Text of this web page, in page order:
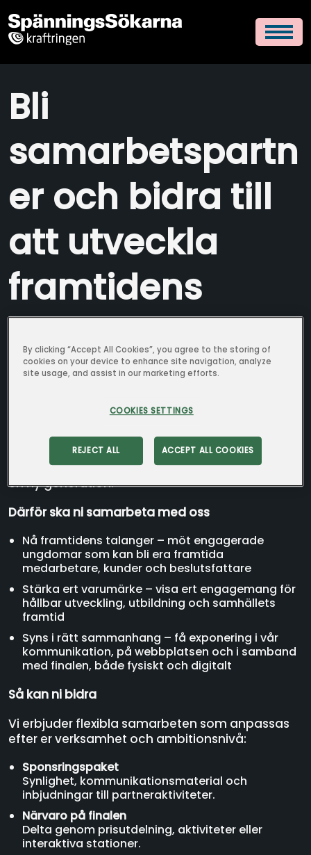
Bli
samarbetspartn
er och bidra till
att utveckla
framtidens
energihjältar
för elever i årskurs 9 som varje år engagerar
innovation. Som samarbetspartner är ni med
och utvecklar framtidens energilösningar –
samtidigt som ni stärker ert varumärke och når
en ny generation.
Därför ska ni samarbeta med oss
Nå framtidens talanger – möt engagerade
ungdomar som kan bli era framtida
medarbetare, kunder och beslutsfattare
Stärka ert varumärke – visa ert engagemang för
hållbar utveckling, utbildning och samhällets
framtid
Syns i rätt sammanhang – få exponering i vår
kommunikation, på webbplatsen och i samband
med finalen, både fysiskt och digitalt
Så kan ni bidra
Vi erbjuder flexibla samarbeten som anpassas
efter er verksamhet och ambitionsnivå:
Sponsringspaket
Synlighet, kommunikationsmaterial och
inbjudningar till partneraktiviteter.
Närvaro på finalen
Delta genom prisutdelning, aktiviteter eller
interaktiva stationer.
By clicking “Accept All Cookies”, you agree to the storing of
cookies on your device to enhance site navigation, analyze
site usage, and assist in our marketing efforts.
COOKIES SETTINGS
REJECT ALL ACCEPT ALL COOKIES